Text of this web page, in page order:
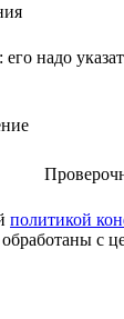
надо
политикой
с